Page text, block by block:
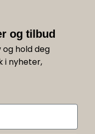
og tilbud
hold deg
i nyheter,